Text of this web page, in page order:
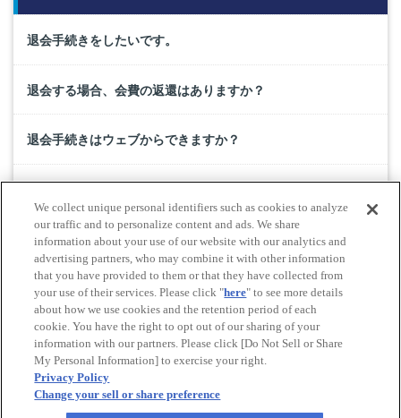
退会手続きをしたいです。
退会する場合、会費の返還はありますか？
退会手続きはウェブからできますか？
続することは可能ですか？
結婚や独立をしたので会員の種類を変更したいです。
Do Not Sell or Share My Personal Information
© All rights reserved. JAF
We collect unique personal identifiers such as cookies to analyze
our traffic and to personalize content and ads. We share
information about your use of our website with our analytics and
advertising partners, who may combine it with other information
that you have provided to them or that they have collected from
your use of their services. Please click "here" to see more details
about how we use cookies and the retention period of each
cookie. You have the right to opt out of our sharing of your
information with our partners. Please click [Do Not Sell or Share
My Personal Information] to exercise your right.
Privacy Policy
Change your sell or share preference